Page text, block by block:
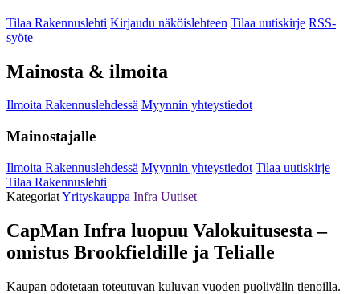
Tilaa Rakennuslehti Kirjaudu näköislehteen Tilaa uutiskirje RSS-
syöte
Mainosta & ilmoita
Ilmoita Rakennuslehdessä Myynnin yhteystiedot
Mainostajalle
Ilmoita Rakennuslehdessä Myynnin yhteystiedot Tilaa uutiskirje
Tilaa Rakennuslehti
KategoriatYrityskauppa Infra Uutiset
CapMan Infra luopuu Valokuitusesta –
omistus Brookfieldille ja Telialle
Kaupan odotetaan toteutuvan kuluvan vuoden puolivälin tienoilla.